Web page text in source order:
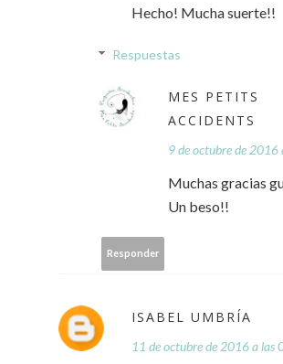
Hecho! Mucha suerte!!
Respuestas
MES PETITS
ACCIDENTS
9 de octubre de 2016
Muchas gracias
Un beso!!
Responder
ISABEL UMBRÍA
11 de octubre de 2016 a las